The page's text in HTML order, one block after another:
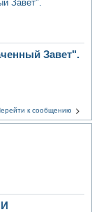
Завет".
Завет".
к сообщению